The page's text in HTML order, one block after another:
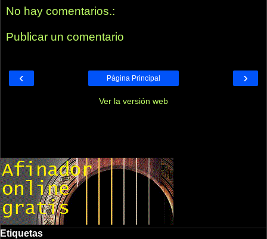
No hay comentarios.:
Publicar un comentario
‹ ›
Página Principal
Ver la versión web
Etiquetas